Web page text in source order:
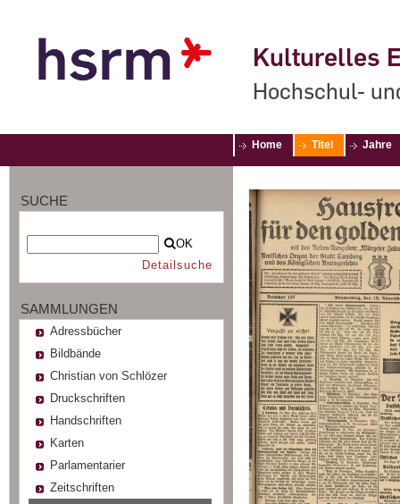
Kulturelles
Hochschul-
Home Titel Jahre
SUCHE
OK
Detailsuche
SAMMLUNGEN
Adressbücher
Bildbände
Christian von Schlözer
Druckschriften
Handschriften
Karten
Parlamentarier
Zeitschriften